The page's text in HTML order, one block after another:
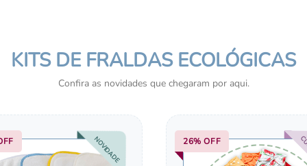
KITS DE FRALDAS ECOLÓGICAS
Confira as novidades que chegaram por aqui.
NOVIDADE 26% OFF